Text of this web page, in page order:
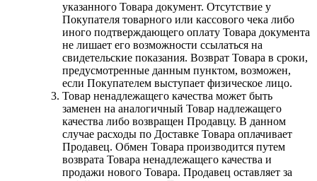
указанного Товара документ. Отсутствие у
Покупателя товарного или кассового чека либо
иного подтверждающего оплату Товара документа
не лишает его возможности ссылаться на
свидетельские показания. Возврат Товара в сроки,
предусмотренные данным пунктом, возможен,
если Покупателем выступает физическое лицо.
Товар ненадлежащего качества может быть
заменен на аналогичный Товар надлежащего
качества либо возвращен Продавцу. В данном
случае расходы по Доставке Товара оплачивает
Продавец. Обмен Товара производится путем
возврата Товара ненадлежащего качества и
продажи нового Товара. Продавец оставляет за